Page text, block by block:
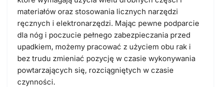
materiałów oraz stosowania licznych narzędzi
ręcznych i elektronarzędzi. Mając pewne podparcie
dla nóg i poczucie pełnego zabezpieczania przed
upadkiem, możemy pracować z użyciem obu rak i
bez trudu zmieniać pozycję w czasie wykonywania
powtarzających się, rozciągniętych w czasie
czynności.